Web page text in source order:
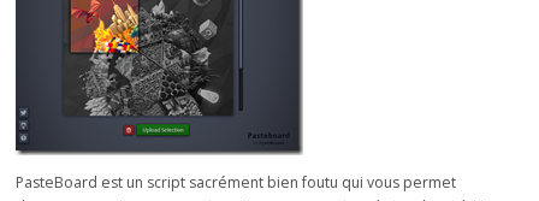
PasteBoard est un script sacrément bien foutu qui vous permet